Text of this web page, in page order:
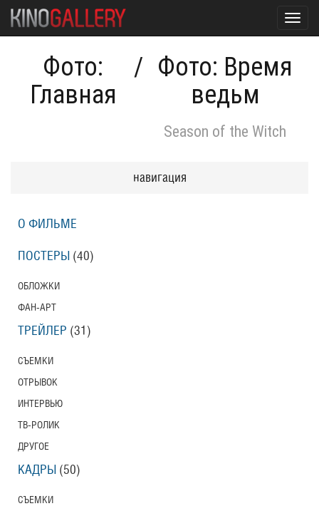
Фото:
Главная
/ Фото: Время
ведьм
Season of the Witch
навигация
О ФИЛЬМЕ
ПОСТЕРЫ (40)
ОБЛОЖКИ
ФАН-АРТ
ТРЕЙЛЕР (31)
СЪЕМКИ
ОТРЫВОК
ИНТЕРВЬЮ
ТВ-РОЛИК
ДРУГОЕ
КАДРЫ (50)
СЪЕМКИ